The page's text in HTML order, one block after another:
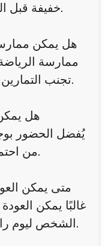
خفيفة قبل الموعد لتجنب الشعور بالإرهاق.
2. هل يمكن
ممارسة
تجنب التمارين الشديدة في يوم العلاج نفسه.
3. هل
يُفضل الحضور
من احتمالية التلوث في منطقة الحقن.
4. متى يمكن
غالبًا يمكن
الشخص ليوم راحة إذا كان هناك تورم ملحوظ.